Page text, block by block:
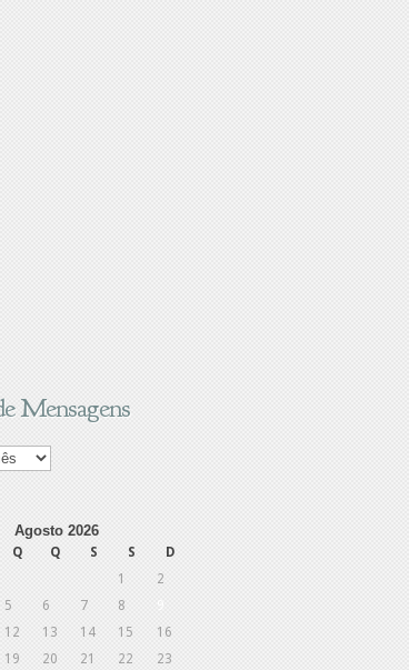
Mensagens
Agosto 2026
Q Q S S
D
1
2
5 6 7 8
12 13 14 15
16
19 20 21 22
23